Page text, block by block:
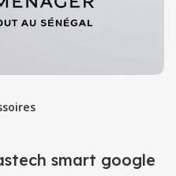
smart google